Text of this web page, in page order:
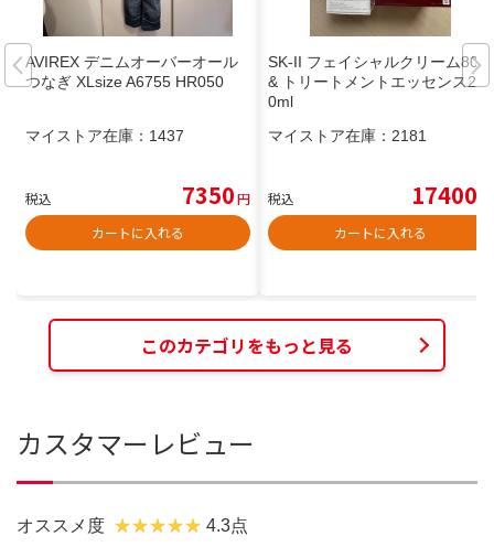
AVIREX デニムオーバーオール
つなぎ XLsize A6755 HR050
マイストア在庫： 1437
税込 7350円
カートに入れる
SK-II フェイシャルクリーム80g
& トリートメントエッセンス23
0ml
マイストア在庫： 2181
税込 17400
カートに入れる
このカテゴリをもっと見る
カスタマーレビュー
オススメ度 4.3点